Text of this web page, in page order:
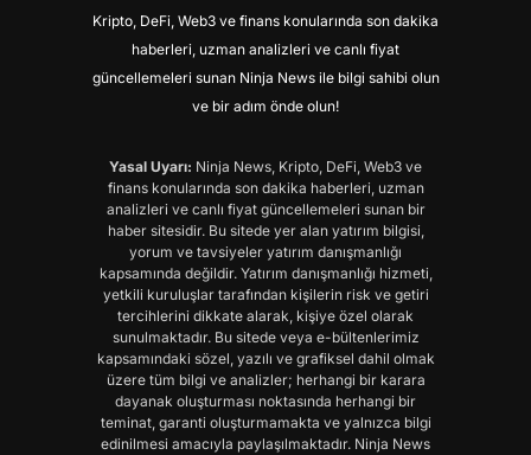
Kripto, DeFi, Web3 ve finans konularında son dakika
haberleri, uzman analizleri ve canlı fiyat
güncellemeleri sunan Ninja News ile bilgi sahibi olun
ve bir adım önde olun!
Yasal Uyarı: Ninja News, Kripto, DeFi, Web3 ve
finans konularında son dakika haberleri, uzman
analizleri ve canlı fiyat güncellemeleri sunan bir
haber sitesidir. Bu sitede yer alan yatırım bilgisi,
yorum ve tavsiyeler yatırım danışmanlığı
kapsamında değildir. Yatırım danışmanlığı hizmeti,
yetkili kuruluşlar tarafından kişilerin risk ve getiri
tercihlerini dikkate alarak, kişiye özel olarak
sunulmaktadır. Bu sitede veya e-bültenlerimiz
kapsamındaki sözel, yazılı ve grafiksel dahil olmak
üzere tüm bilgi ve analizler; herhangi bir karara
dayanak oluşturması noktasında herhangi bir
teminat, garanti oluşturmamakta ve yalnızca bilgi
edinilmesi amacıyla paylaşılmaktadır. Ninja News